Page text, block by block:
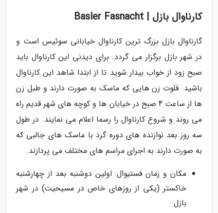
کارناوال بازل | Basler Fasnacht
گارناوال بازل بزرگ ترین کارناوال خیابانی سوئیس است و
در شهر بازل برگزار می گردد. برای دیدنی این کارناوال باید
صبح زود از خواب بیدار شوید تا از ابتدا شاهد این کارناوال
باشید. فلوت زن هایی که ماسک به صورت دارند و طبل زن
ها از ساعت 4 صبح در خیابان ها و کوچه های شهر قدیم راه
می روند و شروع کارناوال را رسما اعلام می نمایند. در طول
سه روز بعد نوازنده های دوره گرد با ماسک های جالبی که
به صورت دارند به اجرای مراسم های مختلف می پردازند.
مکان و زمان فستیوال: اولین دوشنبه بعد از چهارشنبه
خاکستر (یکی از روزهای خاص در مسیحیت) در شهر
بازل